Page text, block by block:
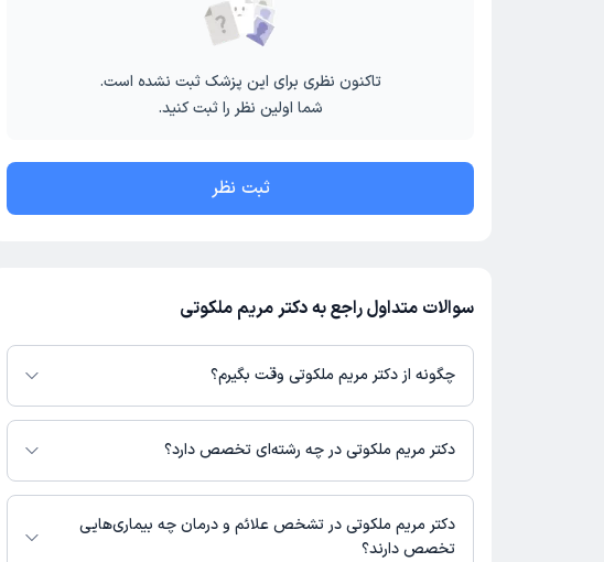
تاکنون نظری برای این پزشک ثبت نشده است.
شما اولین نظر را ثبت کنید.
ثبت نظر
سوالات متداول راجع به دکتر مریم ملکوتی
چگونه از دکتر مریم ملکوتی وقت بگیرم؟
در صورتی کهدکتر مریم ملکوتیدارای پروفایل فعال و نوبت‌دهی باز در پلتفرم دکترتو
باشند، می‌توانید از طریق این پلتفرم برای دریافت نوبت اقدام کنید. در صورت فعال بودن
پروفایل پزشک در دکترتو، امکان مشاهده نوبت‌های آزاد، آدرس مطب، شماره تماس، برنامه
حضور در مطب، تصاویر پزشک، ساعات کاری و سایر اطلاعات مرتبط با خدمات پزشکی و
نوبت‌گیری ممکن است در پروفایل ایشان در دکترتو در دسترس باشد
دکتر مریم ملکوتی در چه رشته‌ای تخصص دارد؟
دکتر مریم ملکوتی در رشته‌های زیر (پزشکی) تخصص دارند:
عمومی
دکتر مریم ملکوتی در تشخص علائم و درمان چه بیماری‌هایی
تخصص دارند؟